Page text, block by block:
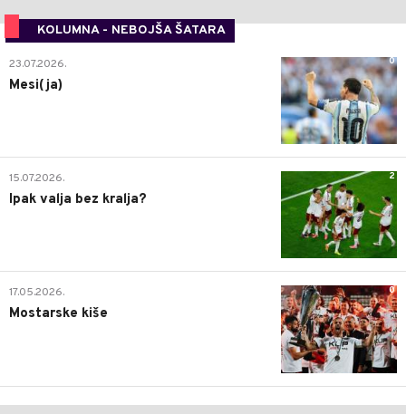
KOLUMNA - NEBOJŠA ŠATARA
0
23.07.2026.
Mesi(ja)
2
15.07.2026.
Ipak valja bez kralja?
0
17.05.2026.
Mostarske kiše